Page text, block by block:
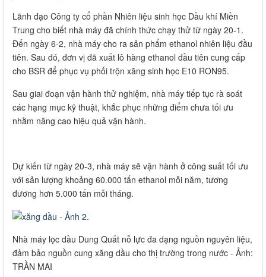
Lãnh đạo Công ty cổ phần Nhiên liệu sinh học Dầu khí Miền
Trung cho biết nhà máy đã chính thức chạy thử từ ngày 20-1.
Đến ngày 6-2, nhà máy cho ra sản phẩm ethanol nhiên liệu đầu
tiên. Sau đó, đơn vị đã xuất lô hàng ethanol đầu tiên cung cấp
cho BSR để phục vụ phối trộn xăng sinh học E10 RON95.
Sau giai đoạn vận hành thử nghiệm, nhà máy tiếp tục rà soát
các hạng mục kỹ thuật, khắc phục những điểm chưa tối ưu
nhằm nâng cao hiệu quả vận hành.
Dự kiến từ ngày 20-3, nhà máy sẽ vận hành ở công suất tối ưu
với sản lượng khoảng 60.000 tấn ethanol mỗi năm, tương
đương hơn 5.000 tấn mỗi tháng.
Nhà máy lọc dầu Dung Quất nỗ lực đa dạng nguồn nguyên liệu,
đảm bảo nguồn cung xăng dầu cho thị trường trong nước - Ảnh:
TRẦN MAI